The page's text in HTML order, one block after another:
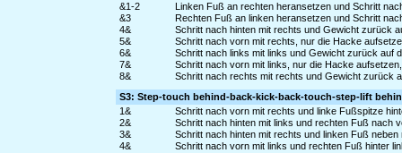
&1-2
Linken Fuß an rechten heransetzen und Schritt
&3
Rechten Fuß an linken heransetzen und Schritt
4&
Schritt nach hinten mit rechts und Gewicht zurück
5&
Schritt nach vorn mit rechts, nur die Hacke
6&
Schritt nach links mit links und Gewicht zurück auf
7&
Schritt nach vorn mit links, nur die Hacke
8&
Schritt nach rechts mit rechts und Gewicht zurück
S3: Step-touch behind-back-kick-back-touch-step-lift
1&
Schritt nach vorn mit rechts und linke Fußspitze
2&
Schritt nach hinten mit links und rechten Fuß nach
3&
Schritt nach hinten mit rechts und linken Fuß neben
4&
Schritt nach vorn mit links und rechten Fuß hinter